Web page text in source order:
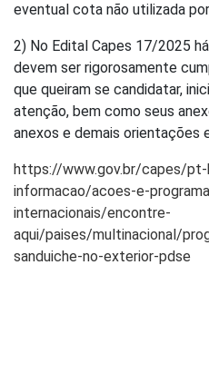
eventual cota não utilizada
2) No Edital Capes 17/2025
devem ser rigorosamente
que queiram se candidatar,
atenção, bem como seus
anexos e demais orientações
https://www.gov.br/capes/
informacao/acoes-e-
internacionais/encontre-
aqui/paises/multinacional/
sanduiche-no-exterior-pdse